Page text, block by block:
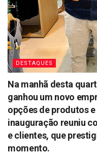
DESTAQUES
Na manhã desta
ganhou um novo
opções de produtos
inauguração reuniu
e clientes, que
momento.